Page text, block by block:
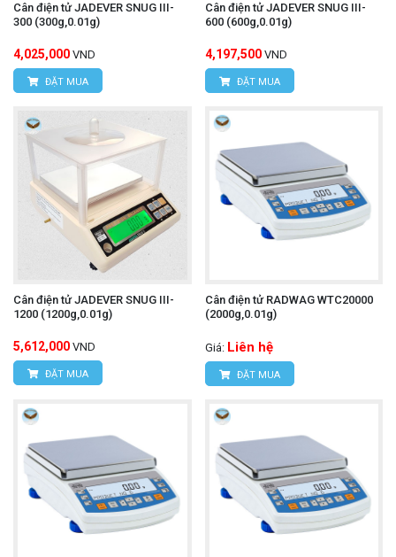
Cân điện tử JADEVER SNUG III-
300 (300g,0.01g)
4,025,000 VND
ĐẶT MUA
Cân điện tử JADEVER SNUG III-
600 (600g,0.01g)
4,197,500 VND
ĐẶT MUA
Cân điện tử JADEVER SNUG III-
1200 (1200g,0.01g)
5,612,000 VND
ĐẶT MUA
Cân điện tử RADWAG WTC20000
(2000g,0.01g)
Giá: Liên hệ
ĐẶT MUA